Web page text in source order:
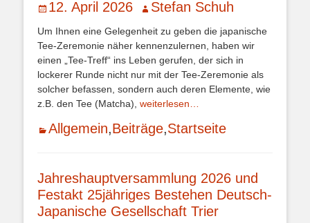
Veröffentlicht
am
12. April 2026 Autor
Stefan Schuh
Um Ihnen eine Gelegenheit zu geben die japanische
Tee-Zeremonie näher kennenzulernen, haben wir
einen „Tee-Treff“ ins Leben gerufen, der sich in
lockerer Runde nicht nur mit der Tee-Zeremonie als
solcher befassen, sondern auch deren Elemente, wie
z.B. den Tee (Matcha), weiterlesen…
Kategorien
Allgemein,Beiträge,Startseite
Jahreshauptversammlung 2026 und
Festakt 25jähriges Bestehen Deutsch-
Japanische Gesellschaft Trier